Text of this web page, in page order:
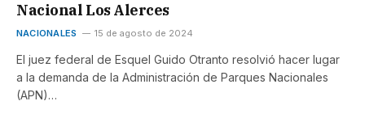
Nacional Los Alerces
NACIONALES 15 de agosto de 2024
El juez federal de Esquel Guido Otranto resolvió hacer lugar
a la demanda de la Administración de Parques Nacionales
(APN)…